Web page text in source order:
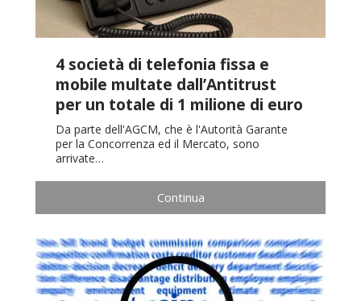
4 società di telefonia fissa e
mobile multate dall’Antitrust
per un totale di 1 milione di euro
Da parte dell'AGCM, che è l'Autorità Garante
per la Concorrenza ed il Mercato, sono
arrivate…
Continua